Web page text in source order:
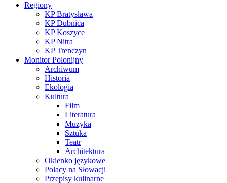
Regiony
KP Bratysława
KP Dubnica
KP Koszyce
KP Nitra
KP Trenczyn
Monitor Polonijny
Archiwum
Historia
Ekologia
Kultura
Film
Literatura
Muzyka
Sztuka
Teatr
Architektura
Okienko językowe
Polacy na Słowacji
Przepisy kulinarne